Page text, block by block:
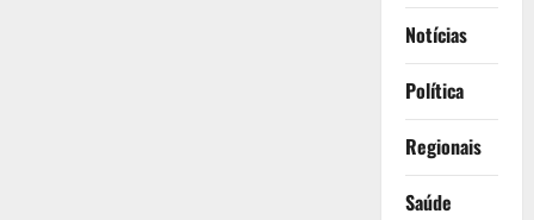
Notícias
Política
Regionais
Saúde